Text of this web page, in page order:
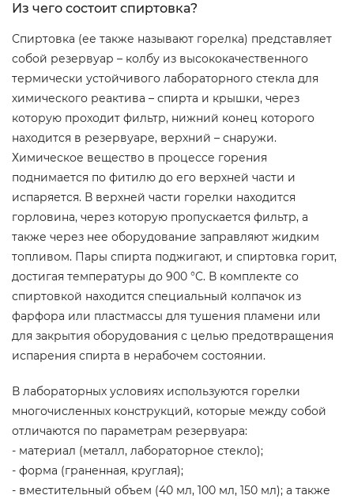
Из чего состоит спиртовка?
Спиртовка (ее также называют горелка) представляет
собой резервуар – колбу из высококачественного
термически устойчивого лабораторного стекла для
химического реактива – спирта и крышки, через
которую проходит фильтр, нижний конец которого
находится в резервуаре, верхний – снаружи.
Химическое вещество в процессе горения
поднимается по фитилю до его верхней части и
испаряется. В верхней части горелки находится
горловина, через которую пропускается фильтр, а
также через нее оборудование заправляют жидким
топливом. Пары спирта поджигают, и спиртовка горит,
достигая температуры до 900 °C. В комплекте со
спиртовкой находится специальный колпачок из
фарфора или пластмассы для тушения пламени или
для закрытия оборудования с целью предотвращения
испарения спирта в нерабочем состоянии.
В лабораторных условиях используются горелки
многочисленных конструкций, которые между собой
отличаются по параметрам резервуара:
- материал (металл, лабораторное стекло);
- форма (граненная, круглая);
- вместительный объем (40 мл, 100 мл, 150 мл); а также